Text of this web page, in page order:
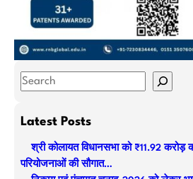
S
aLatest Posts
श्री कोलायत विधानसभा को ₹11.92 करोड़
परियोजनाओं की सौगात…